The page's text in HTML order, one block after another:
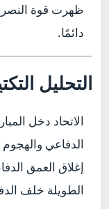
ظهرت قوة النصر
دائمًا.
التحليل
الاتحاد دخل
الدفاعي
إغلاق العمق
الطويلة خلف